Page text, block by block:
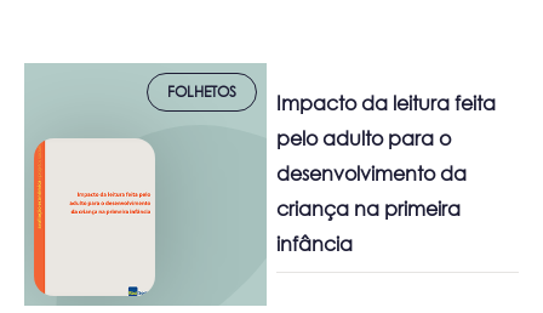
FOLHETOS
Impacto da leitura feita
pelo adulto para o
desenvolvimento da
criança na primeira
infância